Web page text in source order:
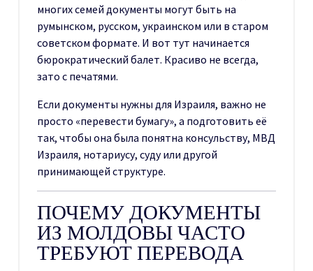
многих семей документы могут быть на
румынском, русском, украинском или в старом
советском формате. И вот тут начинается
бюрократический балет. Красиво не всегда,
зато с печатями.
Если документы нужны для Израиля, важно не
просто «перевести бумагу», а подготовить её
так, чтобы она была понятна консульству, МВД
Израиля, нотариусу, суду или другой
принимающей структуре.
ПОЧЕМУ ДОКУМЕНТЫ
ИЗ МОЛДОВЫ ЧАСТО
ТРЕБУЮТ ПЕРЕВОДА